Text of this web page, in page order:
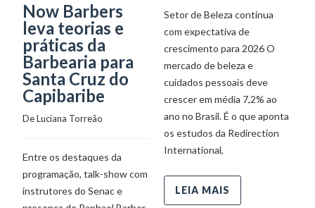
Now Barbers
leva teorias e
práticas da
Barbearia para
Santa Cruz do
Capibaribe
De Luciana Torreão
Entre os destaques da
programação, talk-show com
instrutores do Senac e
Setor de Beleza continua
com expectativa de
crescimento para 2026 O
mercado de beleza e
cuidados pessoais deve
crescer em média 7,2% ao
ano no Brasil. É o que aponta
os estudos da Redirection
International,
LEIA MAIS